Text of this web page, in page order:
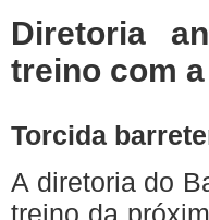
Diretoria
treino com a
Torcida
A diretoriado
treino da